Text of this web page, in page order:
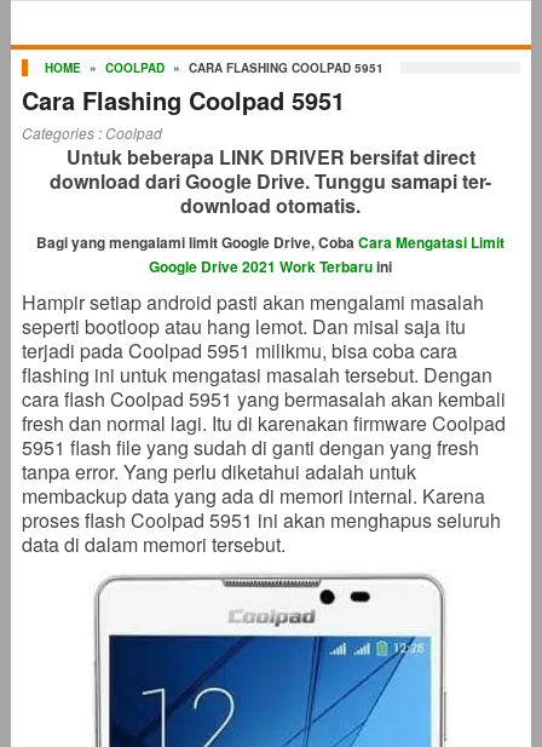
HOME » COOLPAD » CARA FLASHING COOLPAD 5951
Cara Flashing Coolpad 5951
Categories : Coolpad
Untuk beberapa LINK DRIVER bersifat direct
download dari Google Drive. Tunggu samapi ter-
download otomatis.
Bagi yang mengalami limit Google Drive, CobaCara Mengatasi Limit
Google Drive 2021 Work Terbaruini
Hampir setiap android pasti akan mengalami masalah
seperti bootloop atau hang lemot. Dan misal saja itu
terjadi pada Coolpad 5951 milikmu, bisa coba cara
flashing ini untuk mengatasi masalah tersebut. Dengan
cara flash Coolpad 5951 yang bermasalah akan kembali
fresh dan normal lagi. Itu di karenakan firmware Coolpad
5951 flash file yang sudah di ganti dengan yang fresh
tanpa error. Yang perlu diketahui adalah untuk
membackup data yang ada di memori internal. Karena
proses flash Coolpad 5951 ini akan menghapus seluruh
data di dalam memori tersebut.